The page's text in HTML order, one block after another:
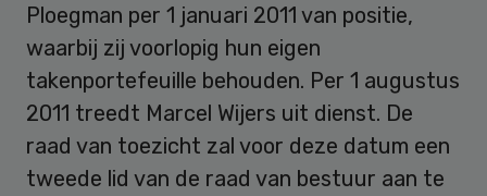
Ploegman per 1 januari 2011 van positie,
waarbij zij voorlopig hun eigen
takenportefeuille behouden. Per 1 augustus
2011 treedt Marcel Wijers uit dienst. De
raad van toezicht zal voor deze datum een
tweede lid van de raad van bestuur aan te